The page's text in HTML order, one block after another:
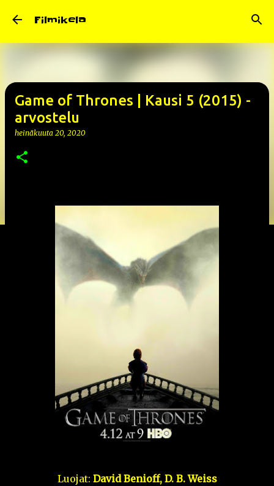
Filmikela
Game of Thrones | Kausi 5 (2015) -
arvostelu
heinäkuuta 20, 2020
Luojat: David Benioff, D. B. Weiss